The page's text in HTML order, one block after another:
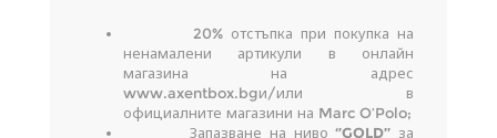
20% отстъпка при покупка на
ненамалени артикули в онлайн
магазина на адрес
www.axentbox.bgи/или в
официалните магазини на Marc O’Polo;
Запазване на ниво‘’GOLD’’ за